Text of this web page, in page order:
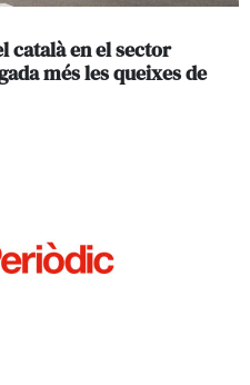
català en el sector
més les queixes de